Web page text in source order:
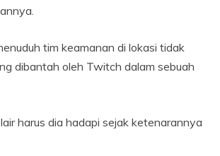
tim keamanan di lokasi tidak
dibantah oleh Twitch dalam sebuah
harus dia hadapi sejak ketenarannya